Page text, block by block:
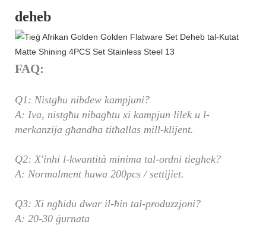
deheb
FAQ:
Q1: Nistgħu nibdew kampjuni?
A: Iva, nistgħu nibagħtu xi kampjun lilek u l-
merkanzija għandha titħallas mill-klijent.
Q2: X'inhi l-kwantità minima tal-ordni tiegħek?
A: Normalment huwa 200pcs / settijiet.
Q3: Xi ngħidu dwar il-ħin tal-produzzjoni?
A: 20-30 ġurnata